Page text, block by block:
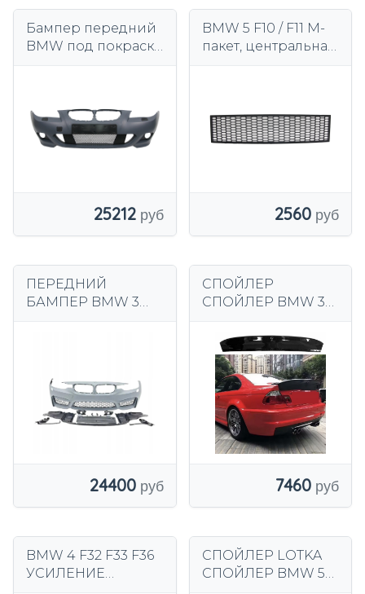
Бампер передний
BMW под покраску
25212
BMW 5 F10 / F11 M-
пакет, центральная
2560
ПЕРЕДНИЙ
БАМПЕР BMW 3
РЕШЕТКИ
КОЛЕСНЫХ АРОК
24400
СПОЙЛЕР
СПОЙЛЕР BMW 3
STYLE СПОЙЛЕР
ГЛЯНЦЕВЫЙ
ЧЕРНЫЙ
7460
BMW 4 F32 F33 F36
УСИЛЕНИЕ
СПОЙЛЕР LOTKA
СПОЙЛЕР BMW 5